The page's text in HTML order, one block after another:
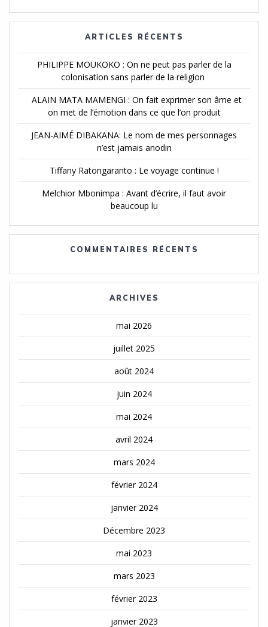
ARTICLES RÉCENTS
PHILIPPE MOUKOKO : On ne peut pas parler de la
colonisation sans parler de la religion
ALAIN MATA MAMENGI : On fait exprimer son âme et
on met de l’émotion dans ce que l’on produit
JEAN-AIMÉ DIBAKANA: Le nom de mes personnages
n’est jamais anodin
Tiffany Ratongaranto : Le voyage continue !
Melchior Mbonimpa : Avant d’écrire, il faut avoir
beaucoup lu
COMMENTAIRES RÉCENTS
ARCHIVES
mai 2026
juillet 2025
août 2024
juin 2024
mai 2024
avril 2024
mars 2024
février 2024
janvier 2024
Décembre 2023
mai 2023
mars 2023
février 2023
janvier 2023